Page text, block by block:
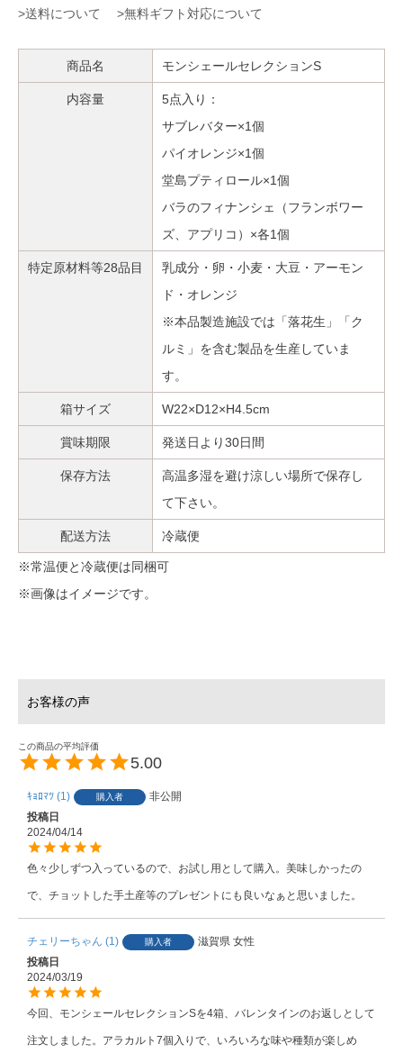
>送料について >無料ギフト対応について
商品名 モンシェールセレクションS
内容量
5点入り：
サブレバター×1個
パイオレンジ×1個
堂島プティロール×1個
バラのフィナンシェ（フランボワー
ズ、アプリコ）×各1個
特定原材料等28品目
乳成分・卵・小麦・大豆・アーモン
ド・オレンジ
※本品製造施設では「落花生」「ク
ルミ」を含む製品を生産していま
す。
箱サイズ W22×D12×H4.5cm
賞味期限 発送日より30日間
保存方法
高温多湿を避け涼しい場所で保存し
て下さい。
配送方法 冷蔵便
※常温便と冷蔵便は同梱可
※画像はイメージです。
5.00
ｷｮﾛﾏﾂ 1 購入者
非公開
投稿日
2024/04/14
色々少しずつ入っているので、お試し用として購入。美味しかったの
で、チョットした手土産等のプレゼントにも良いなぁと思いました。
チェリーちゃん 1 購入者 滋賀県 女性
投稿日
2024/03/19
今回、モンシェールセレクションSを4箱、バレンタインのお返しとして
注文しました。アラカルト7個入りで、いろいろな味や種類が楽しめ